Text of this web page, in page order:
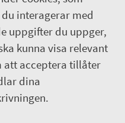
interagerar med
uppgifter du uppger,
kunna visa relevant
att acceptera tillåter
dina